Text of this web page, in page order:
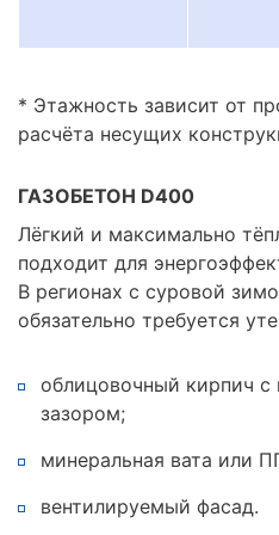
* Этажность зависит от
расчёта несущих
ГАЗОБЕТОН D400
Лёгкий и максимально
подходит для
В регионах с суровой
обязательно требуется
облицовочный кирпич с
зазором;
минеральная вата или
вентилируемый фасад.